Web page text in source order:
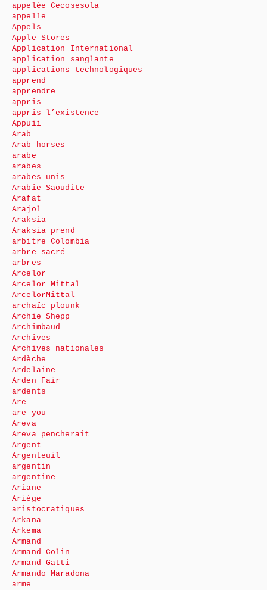
appelée Cecosesola
appelle
Appels
Apple Stores
Application International
application sanglante
applications technologiques
apprend
apprendre
appris
appris l’existence
Appuii
Arab
Arab horses
arabe
arabes
arabes unis
Arabie Saoudite
Arafat
Arajol
Araksia
Araksia prend
arbitre Colombia
arbre sacré
arbres
Arcelor
Arcelor Mittal
ArcelorMittal
archaïc plounk
Archie Shepp
Archimbaud
Archives
Archives nationales
Ardèche
Ardelaine
Arden Fair
ardents
Are
are you
Areva
Areva pencherait
Argent
Argenteuil
argentin
argentine
Ariane
Ariège
aristocratiques
Arkana
Arkema
Armand
Armand Colin
Armand Gatti
Armando Maradona
arme